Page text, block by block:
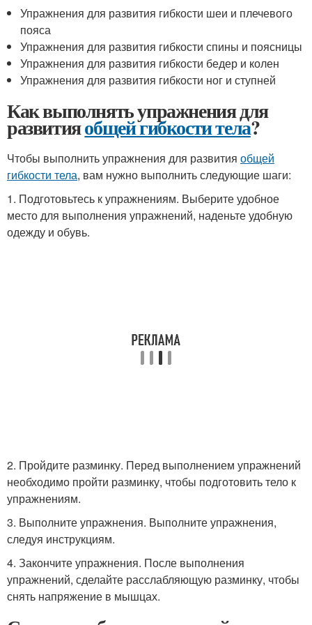
Упражнения для развития гибкости шеи и плечевого
пояса
Упражнения для развития гибкости спины и поясницы
Упражнения для развития гибкости бедер и колен
Упражнения для развития гибкости ног и ступней
Как выполнять упражнения для
развитияобщей гибкости тела?
Чтобы выполнить упражнения для развития общей
гибкости тела, вам нужно выполнить следующие шаги:
1. Подготовьтесь к упражнениям. Выберите удобное
место для выполнения упражнений, наденьте удобную
одежду и обувь.
2. Пройдите разминку. Перед выполнением упражнений
необходимо пройти разминку, чтобы подготовить тело к
упражнениям.
3. Выполните упражнения. Выполните упражнения,
следуя инструкциям.
4. Закончите упражнения. После выполнения
упражнений, сделайте расслабляющую разминку, чтобы
снять напряжение в мышцах.